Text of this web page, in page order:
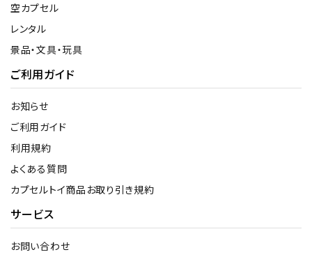
空カプセル
レンタル
景品・文具・玩具
ご利用ガイド
お知らせ
ご利用ガイド
利用規約
よくある質問
カプセルトイ商品お取り引き規約
サービス
お問い合わせ